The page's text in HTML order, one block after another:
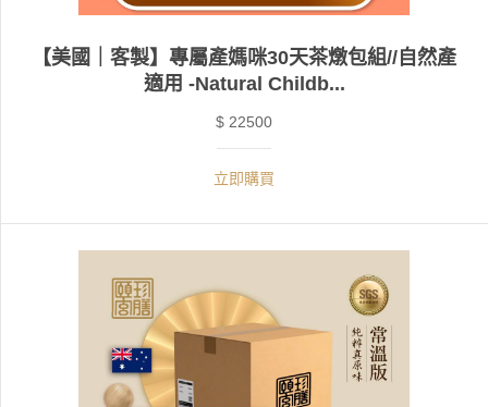
【美國｜客製】專屬產媽咪30天茶燉包組//自然產
適用 -Natural Childb...
$ 22500
立即購買